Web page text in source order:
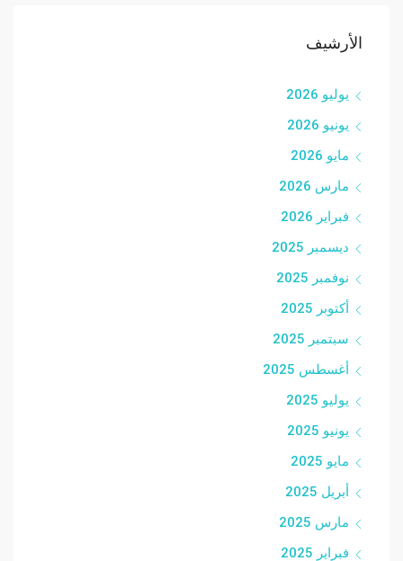
الأرشيف
يوليو 2026
يونيو 2026
مايو 2026
مارس 2026
فبراير 2026
ديسمبر 2025
نوفمبر 2025
أكتوبر 2025
سبتمبر 2025
أغسطس 2025
يوليو 2025
يونيو 2025
مايو 2025
أبريل 2025
مارس 2025
فبراير 2025